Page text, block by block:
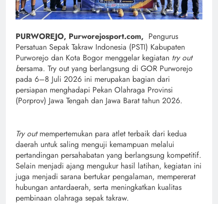
PURWOREJO, Purworejosport.com, Pengurus
Persatuan Sepak Takraw Indonesia (PSTI) Kabupaten
Purworejo dan Kota Bogor menggelar kegiatan try out
bersama. Try out yang berlangsung di GOR Purworejo
pada 6–8 Juli 2026 ini merupakan bagian dari
persiapan menghadapi Pekan Olahraga Provinsi
(Porprov) Jawa Tengah dan Jawa Barat tahun 2026.
Try outmempertemukan para atlet terbaik dari kedua
daerah untuk saling menguji kemampuan melalui
pertandingan persahabatan yang berlangsung kompetitif.
Selain menjadi ajang mengukur hasil latihan, kegiatan ini
juga menjadi sarana bertukar pengalaman, mempererat
hubungan antardaerah, serta meningkatkan kualitas
pembinaan olahraga sepak takraw.